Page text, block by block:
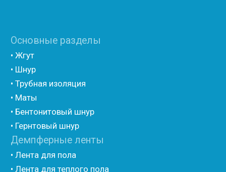
• Вспененный полиэтилен для упаковки НПЭ
• Вспененный полиэтилен рулонный НПЭ
• Подложка под ламинат НПЭ
Мастика и герметик
• Герметик для швов
• Герметик «тёплый шов»
• Rustil
• Korall
• Ecoroom
• Oppa
Другие товары
• Герлен
• Гермит